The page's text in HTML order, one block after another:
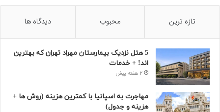
تازه ترین محبوب دیدگاه ها
5 هتل نزدیک بیمارستان مهراد تهران که بهترین‌
اند! + خدمات
2 هفته پیش
مهاجرت به اسپانیا با کمترین هزینه (روش ها +
هزینه و جدول)